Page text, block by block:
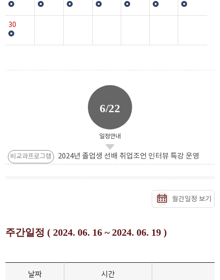
30
6/22
일정안내
비교과프로그램 2024년 졸업생 선배 취업조언 인터뷰 특강 운영
월간일정 보기
주간일정 ( 2024. 06. 16 ~ 2024. 06. 19 )
날짜 시간